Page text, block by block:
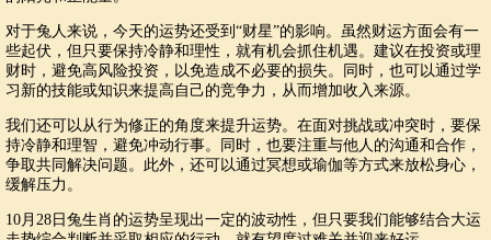
对于兔人来说，今天的运势还受到“财星”的影响。虽然财运方面会有一
些起伏，但只要保持冷静和理性，就有机会抓住机遇。建议在投资或理
财时，避免高风险投资，以免造成不必要的损失。同时，也可以通过学
习新的技能或知识来提高自己的竞争力，从而增加收入来源。
我们还可以从行为修正的角度来提升运势。在面对挑战或冲突时，要保
持冷静和理智，避免冲动行事。同时，也要注重与他人的沟通和合作，
争取共同解决问题。此外，还可以通过冥想或瑜伽等方式来放松身心，
缓解压力。
10月28日兔生肖的运势呈现出一定的波动性，但只要我们能够结合大运